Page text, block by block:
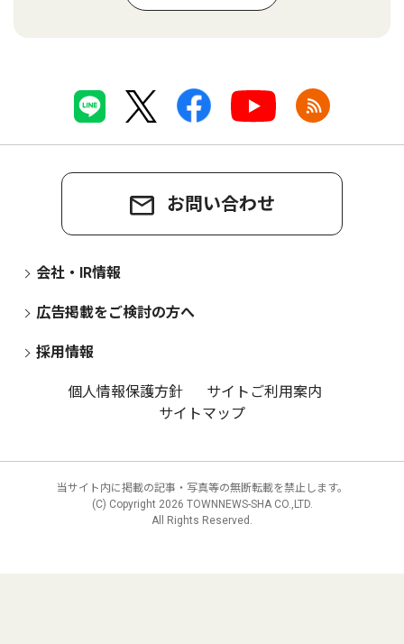
お問い合わせ
会社・IR情報
広告掲載をご検討の方へ
採用情報
個人情報保護方針
サイトご利用案内
サイトマップ
当サイト内に掲載の記事・写真等の無断転載を禁止します。
(C) Copyright 2026 TOWNNEWS-SHA CO.,LTD.
All Rights Reserved.